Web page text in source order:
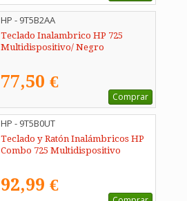
HP - 9T5B2AA
Teclado Inalambrico HP 725
Multidispositivo/ Negro
77,50 €
Comprar
HP - 9T5B0UT
Teclado y Ratón Inalámbricos HP
Combo 725 Multidispositivo
92,99 €